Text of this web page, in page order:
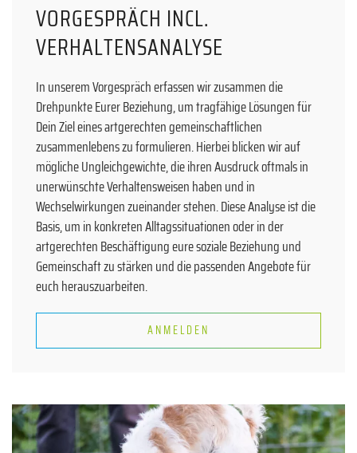
VORGESPRÄCH INCL.
VERHALTENSANALYSE
In unserem Vorgespräch erfassen wir zusammen die
Drehpunkte Eurer Beziehung, um tragfähige Lösungen für
Dein Ziel eines artgerechten gemeinschaftlichen
zusammenlebens zu formulieren. Hierbei blicken wir auf
mögliche Ungleichgewichte, die ihren Ausdruck oftmals in
unerwünschte Verhaltensweisen haben und in
Wechselwirkungen zueinander stehen. Diese Analyse ist die
Basis, um in konkretenAlltagssituationenoder in der
artgerechten Beschäftigung euresozialeBeziehung und
Gemeinschaft zu stärken und die passenden Angebote für
euch herauszuarbeiten.
ANMELDEN